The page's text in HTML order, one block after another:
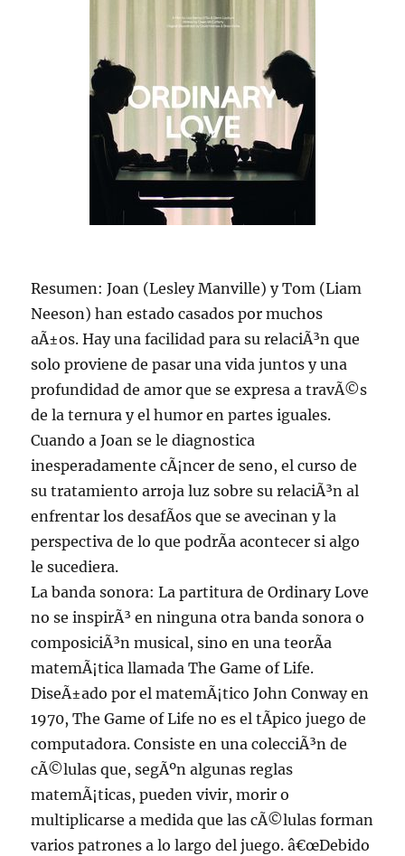
Resumen: Joan (Lesley Manville) y Tom (Liam
Neeson) han estado casados por muchos
aÃ±os. Hay una facilidad para su relaciÃ³n que
solo proviene de pasar una vida juntos y una
profundidad de amor que se expresa a travÃ©s
de la ternura y el humor en partes iguales.
Cuando a Joan se le diagnostica
inesperadamente cÃ¡ncer de seno, el curso de
su tratamiento arroja luz sobre su relaciÃ³n al
enfrentar los desafÃ­os que se avecinan y la
perspectiva de lo que podrÃ­a acontecer si algo
le sucediera.
La banda sonora: La partitura de Ordinary Love
no se inspirÃ³ en ninguna otra banda sonora o
composiciÃ³n musical, sino en una teorÃ­a
matemÃ¡tica llamada The Game of Life.
DiseÃ±ado por el matemÃ¡tico John Conway en
1970, The Game of Life no es el tÃ­pico juego de
computadora. Consiste en una colecciÃ³n de
cÃ©lulas que, segÃºn algunas reglas
matemÃ¡ticas, pueden vivir, morir o
multiplicarse a medida que las cÃ©lulas forman
varios patrones a lo largo del juego. â€œDebido